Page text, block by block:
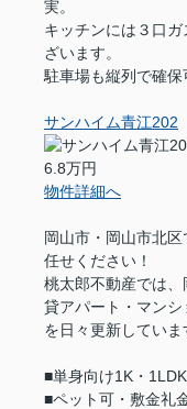
実。
キッチンには３口
ざいます。
駐車場も縦列で確保
サンハイム青江202
6.8万円
物件詳細へ
岡山市・岡山市北
任せください！
桃太郎不動産では
貸アパート・マン
を日々更新していま
■単身向け1K・
■ペット可・敷金礼